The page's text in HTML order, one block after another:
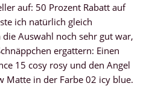
auf: 50 Prozent Rabatt auf
ich natürlich gleich
Auswahl noch sehr gut war,
ergattern: Einen
15 cosy rosy und den Angel
Matte in der Farbe 02 icy blue.